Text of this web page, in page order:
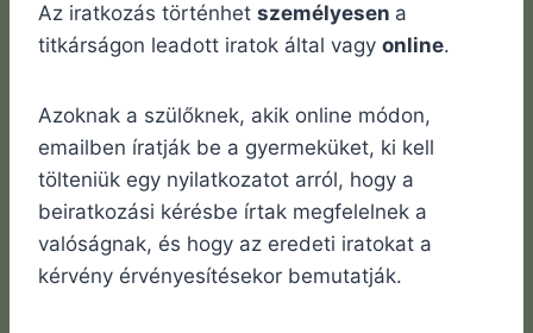
Az iratkozás történhet személyesen a
titkárságon leadott iratok által vagy online.
Azoknak a szülőknek, akik online módon,
emailben íratják be a gyermeküket, ki kell
tölteniük egy nyilatkozatot arról, hogy a
beiratkozási kérésbe írtak megfelelnek a
valóságnak, és hogy az eredeti iratokat a
kérvény érvényesítésekor bemutatják.